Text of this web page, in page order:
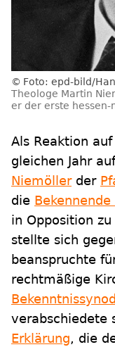
Foto: epd-bild/
Theologe Martin
er der erste hessen-
Als Reaktion
gleichen Jahr
Niemöllerder
die
in Opposition
stellte sich
beanspruchte
rechtmäßige
verabschiedete
Erklärung, die